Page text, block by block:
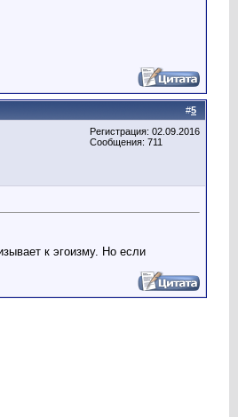
#5
Регистрация: 02.09.2016
Сообщения: 711
к эгоизму. Но если